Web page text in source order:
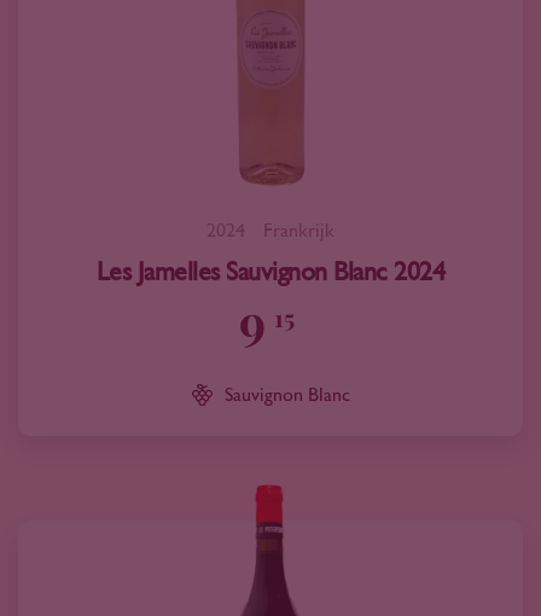
2024 Frankrijk
Les Jamelles Sauvignon Blanc 2024
9 15
Sauvignon Blanc